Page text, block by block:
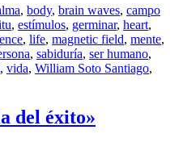
, body, brain waves, campo
, estímulos, germinar, heart,
, life, magnetic field, mente,
, sabiduría, ser humano,
, vida, William Soto Santiago,
del éxito»